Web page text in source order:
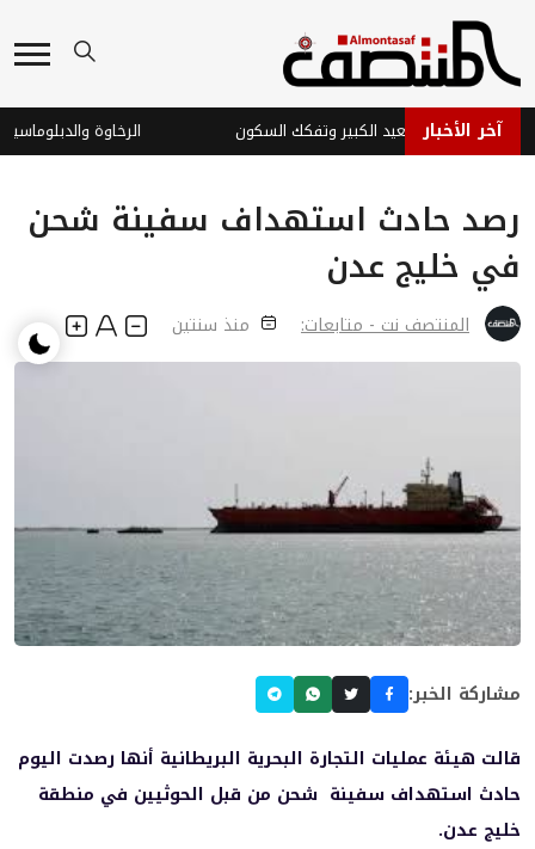
آخر الأخبار
الجديدة: التصعيد الكبير وتفكك السكون الرخاوة والدبلوماسية
رصد حادث استهداف سفينة شحن
في خليج عدن
المنتصف نت - متابعات: منذ سنتين
مشاركة الخبر:
قالت هيئة عمليات التجارة البحرية البريطانية أنها رصدت اليوم
حادث استهداف سفينة شحن من قبل الحوثيين في منطقة
خليج عدن.